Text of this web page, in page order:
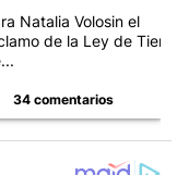
Natalia Volosin el
de la Ley de Tierras
34 comentarios